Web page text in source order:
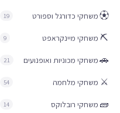
⚽︎משחקי כדורגל וספורט 19
⛏️ משחקי מיינקראפט 9
🚗משחקי מכוניות ואופנועים 21
⚔️ משחקי מלחמה 54
🧱 משחקי רובלוקס 14